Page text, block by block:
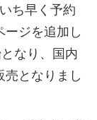
ち早く予約
ージを追加し
なり、国内
売となりまし